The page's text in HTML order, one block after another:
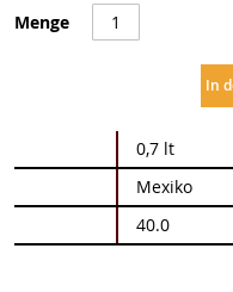
Menge
In
Informationen
0,7 lt
Mexiko
40.0